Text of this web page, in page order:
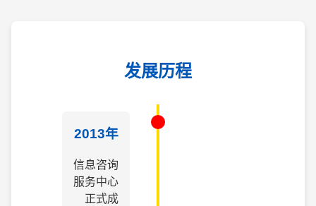
发展历程
2013年
信息咨询
服务中心
正式成